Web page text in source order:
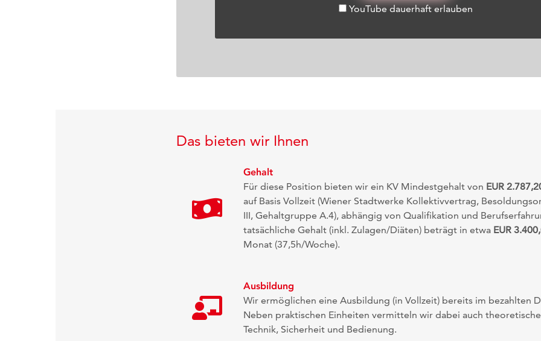
YouTube dauerhaft erlauben
Das bieten wir Ihnen
Gehalt
Für diese Position bieten wir ein KV Mindestgehalt von EUR
auf Basis Vollzeit (Wiener Stadtwerke Kollektivvertrag,
III, Gehaltgruppe A.4), abhängig von Qualifikation und
tatsächliche Gehalt (inkl. Zulagen/Diäten) beträgt in etwa EUR
Monat (37,5h/Woche).
Ausbildung
Wir ermöglichen eine Ausbildung (in Vollzeit) bereits im bezahlten
Neben praktischen Einheiten vermitteln wir dabei auch
Technik, Sicherheit und Bedienung.